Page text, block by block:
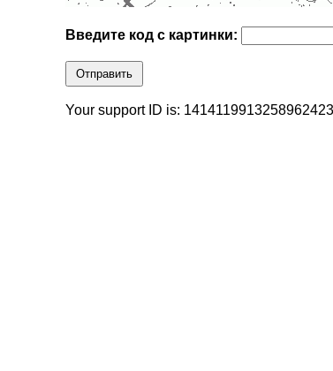
Введите код с картинки:
Отправить
Your support ID is: